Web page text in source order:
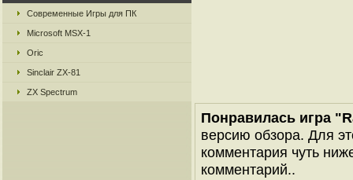
Современные Игры для ПК
Microsoft MSX-1
Oric
Sinclair ZX-81
ZX Spectrum
Понравилась игра
версию обзора. Для
комментария чуть
комментарий..